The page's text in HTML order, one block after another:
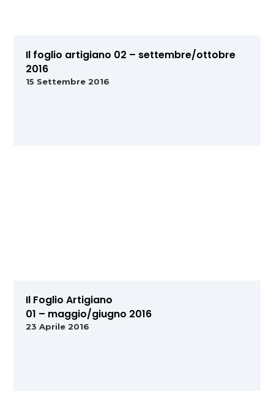
Il foglio artigiano 02 – settembre/ottobre
2016
15 Settembre 2016
Il Foglio Artigiano
01 – maggio/giugno 2016
23 Aprile 2016